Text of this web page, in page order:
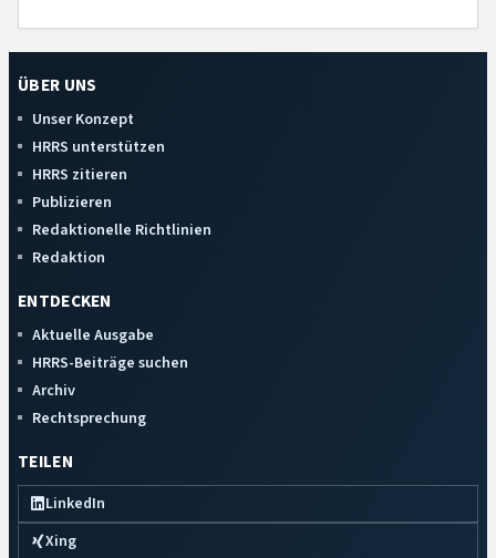
ÜBER UNS
Unser Konzept
HRRS unterstützen
HRRS zitieren
Publizieren
Redaktionelle Richtlinien
Redaktion
ENTDECKEN
Aktuelle Ausgabe
HRRS-Beiträge suchen
Archiv
Rechtsprechung
TEILEN
LinkedIn
Xing